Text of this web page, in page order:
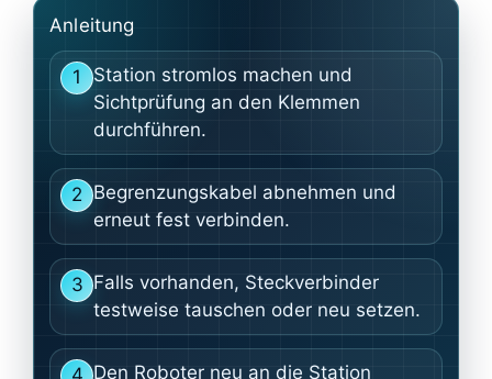
Anleitung
1 Station stromlos machen und
Sichtprüfung an den Klemmen
durchführen.
2 Begrenzungskabel abnehmen und
erneut fest verbinden.
3 Falls vorhanden, Steckverbinder
testweise tauschen oder neu setzen.
4 Den Roboter neu an die Station